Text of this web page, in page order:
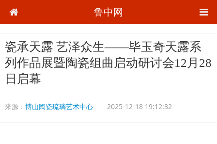
鲁中网
瓷承天露 艺泽众生——毕玉奇天露系
列作品展暨陶瓷组曲启动研讨会12月28
日启幕
来源： 博山陶瓷琉璃艺术中心 2025-12-18 19:12:32